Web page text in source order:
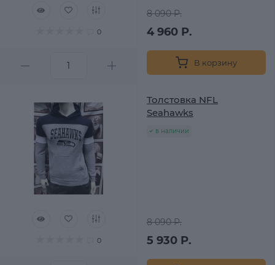
0
8 090 Р.
4 960 Р.
В корзину
0
Толстовка NFL
Seahawks
в наличии
8 090 Р.
5 930 Р.